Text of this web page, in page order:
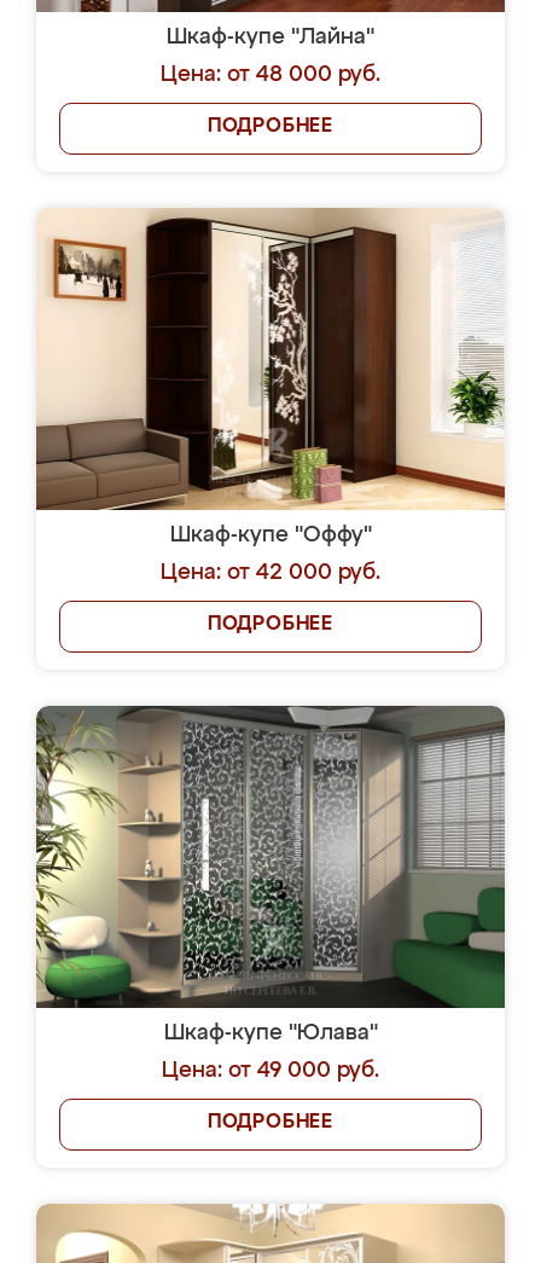
Шкаф-купе "Лайна"
Цена: от 48 000 руб.
ПОДРОБНЕЕ
Шкаф-купе "Оффу"
Цена: от 42 000 руб.
ПОДРОБНЕЕ
Шкаф-купе "Юлава"
Цена: от 49 000 руб.
ПОДРОБНЕЕ